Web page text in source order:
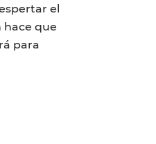
el
hace que
para